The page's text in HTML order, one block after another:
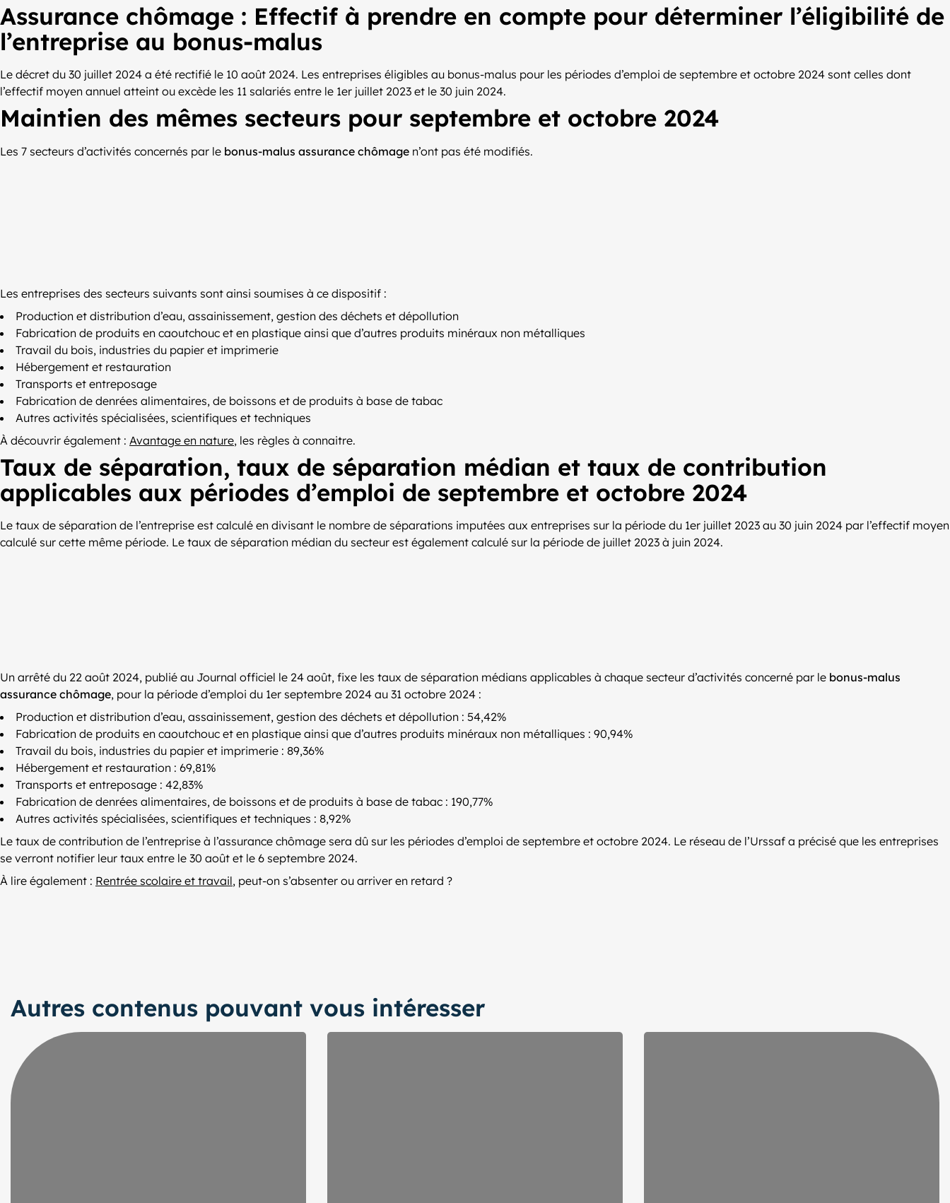
Assurance chômage : Effectif à prendre en compte pour déterminer l’éligibilité de
l’entreprise au bonus-malus
Le décret du 30 juillet 2024 a été rectifié le 10 août 2024. Les entreprises éligibles au bonus-malus pour les périodes d’emploi de septembre et octobre 2024 sont celles dont
l’effectif moyen annuel atteint ou excède les 11 salariés entre le 1er juillet 2023 et le 30 juin 2024.
Maintien des mêmes secteurs pour septembre et octobre 2024
Les 7 secteurs d’activités concernés par le bonus-malus assurance chômage n’ont pas été modifiés.
Les entreprises des secteurs suivants sont ainsi soumises à ce dispositif :
Production et distribution d’eau, assainissement, gestion des déchets et dépollution
Fabrication de produits en caoutchouc et en plastique ainsi que d’autres produits minéraux non métalliques
Travail du bois, industries du papier et imprimerie
Hébergement et restauration
Transports et entreposage
Fabrication de denrées alimentaires, de boissons et de produits à base de tabac
Autres activités spécialisées, scientifiques et techniques
À découvrir également : Avantage en nature, les règles à connaitre.
Taux de séparation, taux de séparation médian et taux de contribution
applicables aux périodes d’emploi de septembre et octobre 2024
Le taux de séparation de l’entreprise est calculé en divisant le nombre de séparations imputées aux entreprises sur la période du 1er juillet 2023 au 30 juin 2024 par l’effectif moyen
calculé sur cette même période. Le taux de séparation médian du secteur est également calculé sur la période de juillet 2023 à juin 2024.
Un arrêté du 22 août 2024, publié au Journal officiel le 24 août, fixe les taux de séparation médians applicables à chaque secteur d’activités concerné par le bonus-malus
assurance chômage, pour la période d’emploi du 1er septembre 2024 au 31 octobre 2024 :
Production et distribution d’eau, assainissement, gestion des déchets et dépollution : 54,42%
Fabrication de produits en caoutchouc et en plastique ainsi que d’autres produits minéraux non métalliques : 90,94%
Travail du bois, industries du papier et imprimerie : 89,36%
Hébergement et restauration : 69,81%
Transports et entreposage : 42,83%
Fabrication de denrées alimentaires, de boissons et de produits à base de tabac : 190,77%
Autres activités spécialisées, scientifiques et techniques : 8,92%
Le taux de contribution de l’entreprise à l’assurance chômage sera dû sur les périodes d’emploi de septembre et octobre 2024. Le réseau de l’Urssaf a précisé que les entreprises
se verront notifier leur taux entre le 30 août et le 6 septembre 2024.
À lire également : Rentrée scolaire et travail, peut-on s’absenter ou arriver en retard ?
Autres contenus pouvant vous intéresser